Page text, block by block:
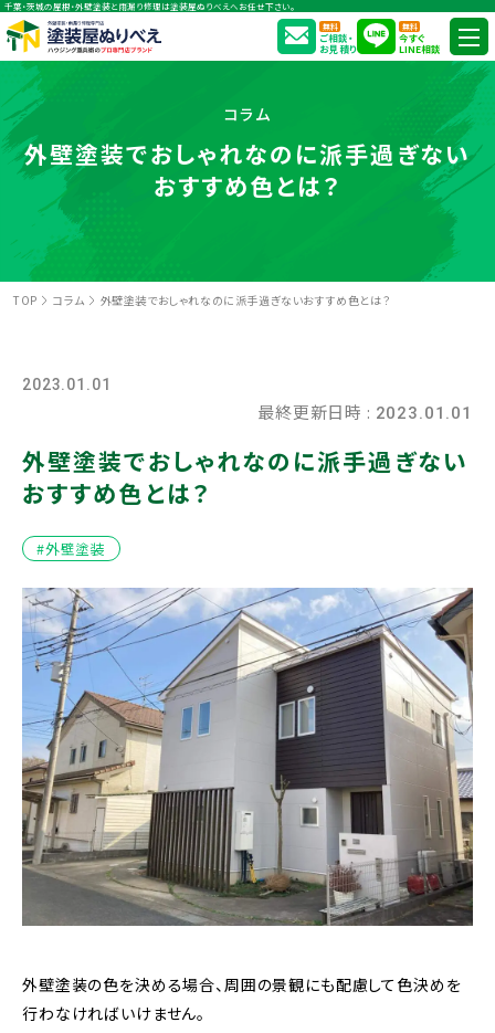
千葉・茨城の屋根・外壁塗装と雨漏り修理は塗装屋ぬりべえへお任せ下さい。
無料
ご相談・
お見積り
無料
今すぐ
LINE相談
コラム
外壁塗装でおしゃれなのに派手過ぎない
おすすめ色とは？
TOP コラム 外壁塗装でおしゃれなのに派手過ぎないおすすめ色とは？
2023.01.01
最終更新日時 : 2023.01.01
外壁塗装でおしゃれなのに派手過ぎない
おすすめ色とは？
#外壁塗装
外壁塗装の色を決める場合、周囲の景観にも配慮して色決めを
行わなければいけません。